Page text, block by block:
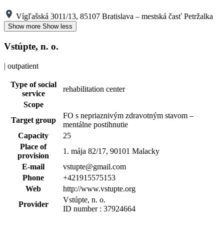
Vígľašská 3011/13, 85107 Bratislava – mestská časť Petržalka
Show more Show less
Vstúpte, n. o.
| outpatient
Type of social
service
rehabilitation center
Scope
Target group
FO s nepriaznivým zdravotným stavom –
mentálne postihnutie
Capacity
25
Place of
provision
1. mája 82/17, 90101 Malacky
E-mail
vstupte@gmail.com
Phone
+421915575153
Web
http://www.vstupte.org
Provider
Vstúpte, n. o.
ID number : 37924664